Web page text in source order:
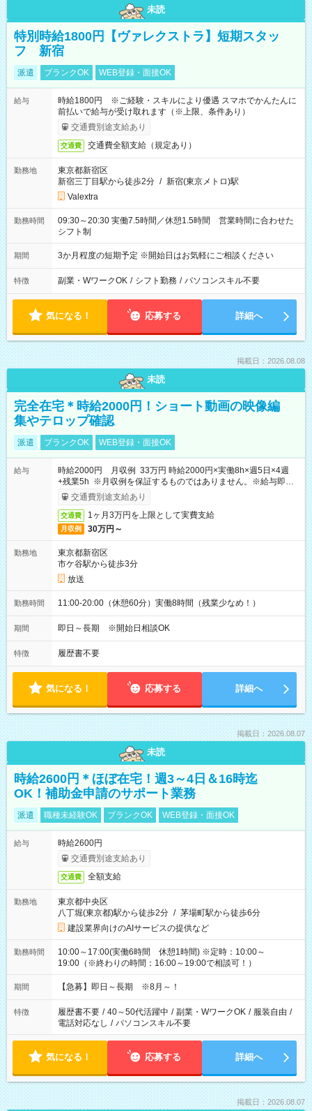
未読
特別時給1800円【ヴァレクストラ】短期スタッ
フ 新宿
派遣 ブランクOK WEB登録・面接OK
給与
時給1800円 ※ご経験・スキルにより優遇 スマホでかんたんに
前払いで給与が受け取れます（※上限、条件あり）
交通費別途支給あり
交通費 交通費全額支給（規定あり）
勤務地
東京都新宿区
新宿三丁目駅から徒歩2分 / 新宿(東京メトロ)駅
Valextra
勤務時間
09:30～20:30 実働7.5時間／休憩1.5時間 営業時間に合わせた
シフト制
期間 3か月程度の短期予定 ※開始日はお気軽にご相談ください
特徴 副業・WワークOK / シフト勤務 / パソコンスキル不要
気になる！ 応募する 詳細へ
掲載日：2026.08.08
未読
完全在宅＊時給2000円！ショート動画の映像編
集やテロップ確認
派遣 ブランクOK WEB登録・面接OK
給与
時給2000円 月収例 33万円 時給2000円×実働8h×週5日×4週
+残業5h ※月収例を保証するものではありません。※給与即受
取りサービス利用可（利用条件有）
交通費別途支給あり
交通費 1ヶ月3万円を上限として実費支給
月収例 30万円～
勤務地
東京都新宿区
市ケ谷駅から徒歩3分
放送
勤務時間 11:00-20:00（休憩60分）実働8時間（残業少なめ！）
期間 即日～長期 ※開始日相談OK
特徴 履歴書不要
気になる！ 応募する 詳細へ
掲載日：2026.08.07
未読
時給2600円＊ほぼ在宅！週3～4日＆16時迄
OK！補助金申請のサポート業務
派遣 職種未経験OK ブランクOK WEB登録・面接OK
給与
時給2600円
交通費別途支給あり
交通費 全額支給
勤務地
東京都中央区
八丁堀(東京都)駅から徒歩2分 / 茅場町駅から徒歩6分
建設業界向けのAIサービスの提供など
勤務時間
10:00～17:00(実働6時間 休憩1時間) ※定時：10:00～
19:00（※終わりの時間：16:00～19:00で相談可！）
期間 【急募】即日～長期 ※8月～！
特徴 履歴書不要 / 40～50代活躍中 / 副業・WワークOK / 服装自由 /
電話対応なし / パソコンスキル不要
気になる！ 応募する 詳細へ
掲載日：2026.08.07